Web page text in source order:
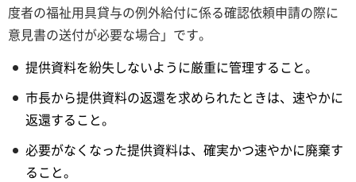
度者の福祉用具貸与の例外給付に係る確認依頼申請の際に
意見書の送付が必要な場合」です。
提供資料を紛失しないように厳重に管理すること。
市長から提供資料の返還を求められたときは、速やかに
返還すること。
必要がなくなった提供資料は、確実かつ速やかに廃棄す
ること。